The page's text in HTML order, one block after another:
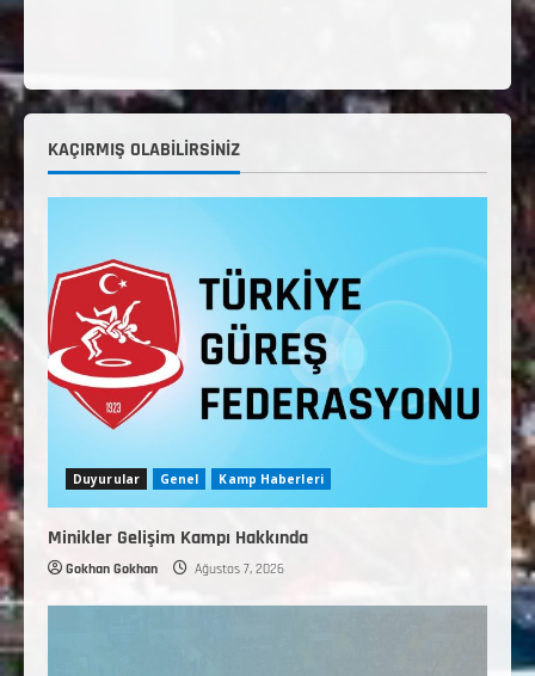
KAÇIRMIŞ OLABILIRSINIZ
Duyurular Genel Kamp Haberleri
Minikler Gelişim Kampı Hakkında
Gokhan Gokhan Ağustos 7, 2026